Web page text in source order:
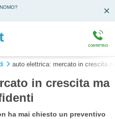
CONTATTACI
auto elettrica: mercato in crescita
in crescita ma
ha mai chiesto un preventivo